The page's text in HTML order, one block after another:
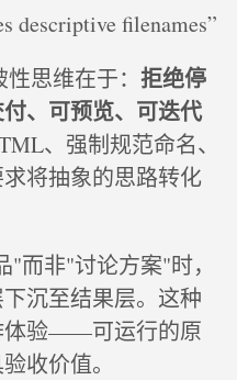
descriptive filenames”
思维在于： 拒绝停
、可预览、可迭代
、强制规范命名、
将抽象的思路转化
而非"讨论方案"时，
沉至结果层。这种
体验——可运行的原
收价值。